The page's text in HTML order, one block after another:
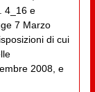
4_16 e
7 Marzo
di cui
2008, e